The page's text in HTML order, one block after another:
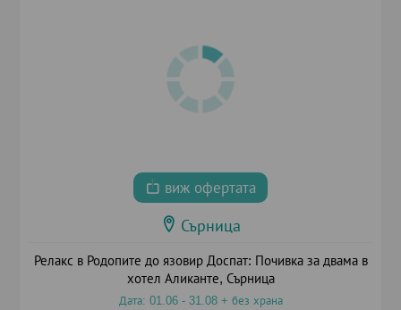
виж офертата
Сърница
Релакс в Родопите до язовир Доспат: Почивка за двама в
хотел Аликанте, Сърница
Дата: 01.06 - 31.08 + без храна